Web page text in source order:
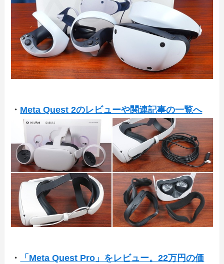
・ Meta Quest 2のレビューや関連記事の一覧へ
・
「Meta Quest Pro」をレビュー。22万円の価